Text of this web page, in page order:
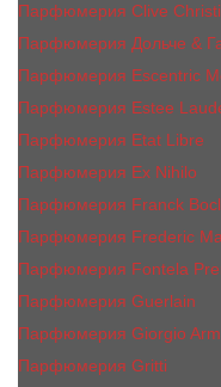
Парфюмерия Clive
Парфюмерия Дольче &
Парфюмерия Escentric
Парфюмерия Estee
Парфюмерия Etat Libre
Парфюмерия Ex Nihilo
Парфюмерия Franck
Парфюмерия Frеderic
Парфюмерия Fontela
Парфюмерия Guerlain
Парфюмерия Giorgio
Парфюмерия Gritti